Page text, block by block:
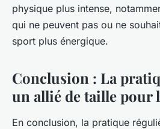
physique plus intense,
qui ne peuvent pas ou ne
sport plus énergique.
Conclusion : La
un allié de taille pour
En conclusion, la pratique